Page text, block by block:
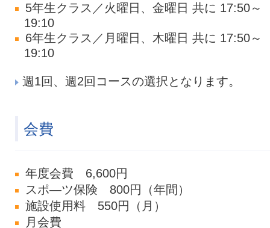
5年生クラス／火曜日、金曜日 共に 17:50～
19:10
6年生クラス／月曜日、木曜日 共に 17:50～
19:10
週1回、週2回コースの選択となります。
会費
年度会費 6,600円
スポ―ツ保険 800円（年間）
施設使用料 550円（月）
月会費